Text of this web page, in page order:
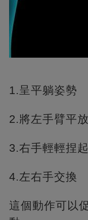
1.呈平躺姿勢
2.將左手臂平
3.右手輕輕捏
4.左右手交換
這個動作可以